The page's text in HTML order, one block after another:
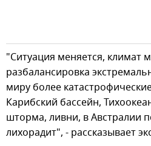
"Ситуация меняется, климат
разбалансировка
миру более
Карибский бассейн,
шторма, ливни, в Австралии
лихорадит", - рассказывает